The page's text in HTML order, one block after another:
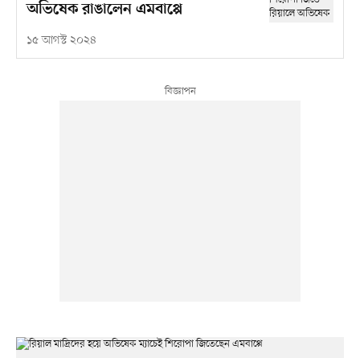
অভিষেক রাঙালেন এমবাপ্পে
১৫ আগস্ট ২০২৪